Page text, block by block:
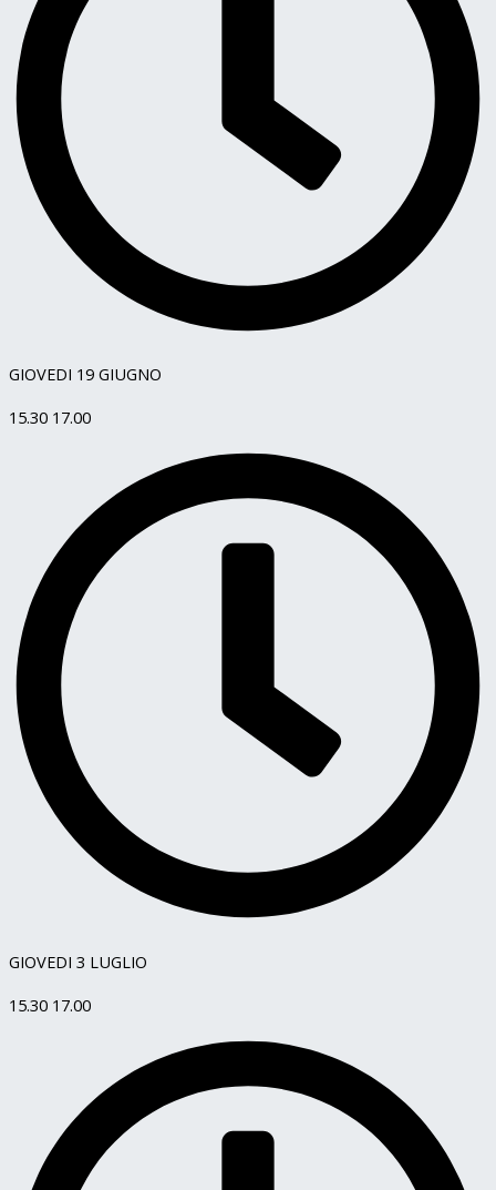
GIOVEDI 19 GIUGNO
15.30 17.00
GIOVEDI 3 LUGLIO
15.30 17.00